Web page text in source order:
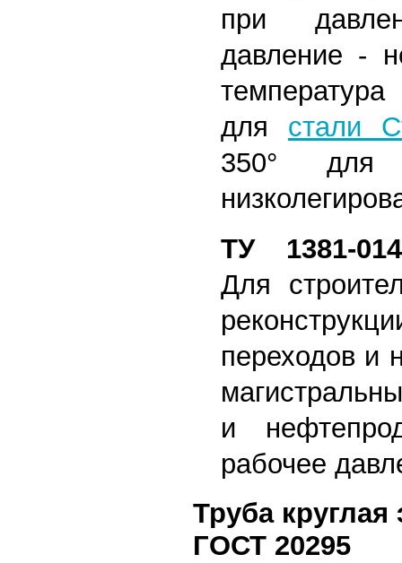
при
давление -
для стали
350°
ТУ 1381-
Для
переходов и
и
рабочее
Труба круглая
ГОСТ 20295